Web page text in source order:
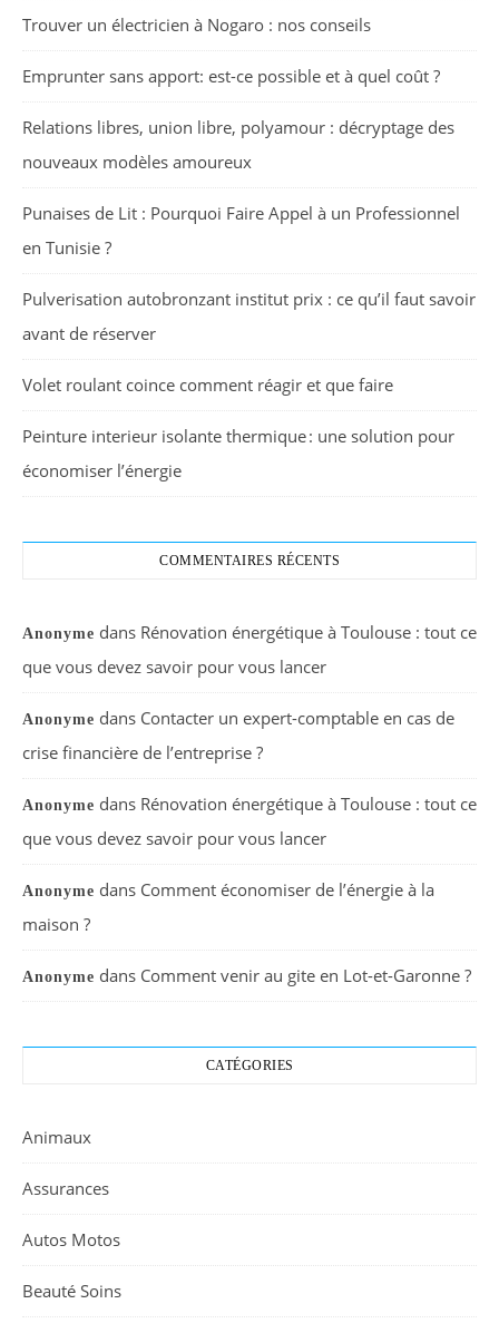
Trouver un électricien à Nogaro : nos conseils
Emprunter sans apport: est-ce possible et à quel coût ?
Relations libres, union libre, polyamour : décryptage des
nouveaux modèles amoureux
Punaises de Lit : Pourquoi Faire Appel à un Professionnel
en Tunisie ?
Pulverisation autobronzant institut prix : ce qu’il faut savoir
avant de réserver
Volet roulant coince comment réagir et que faire
Peinture interieur isolante thermique : une solution pour
économiser l’énergie
COMMENTAIRES RÉCENTS
Anonyme dans Rénovation énergétique à Toulouse : tout ce
que vous devez savoir pour vous lancer
Anonyme dans Contacter un expert-comptable en cas de
crise financière de l’entreprise ?
Anonyme dans Rénovation énergétique à Toulouse : tout ce
que vous devez savoir pour vous lancer
Anonyme dans Comment économiser de l’énergie à la
maison ?
Anonyme dans Comment venir au gite en Lot-et-Garonne ?
CATÉGORIES
Animaux
Assurances
Autos Motos
Beauté Soins